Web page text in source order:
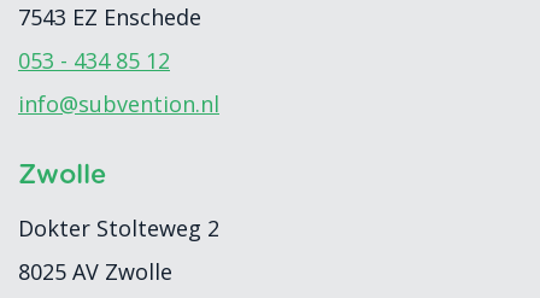
7543 EZ Enschede
053 - 434 85 12
info@subvention.nl
Zwolle
Dokter Stolteweg 2
8025 AV Zwolle